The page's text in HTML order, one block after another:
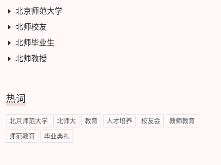
北京师范大学
北师校友
北师毕业生
北师教授
热词
北京师范大学 北师大 教育 人才培养 校友会 教师教育
师范教育 毕业典礼